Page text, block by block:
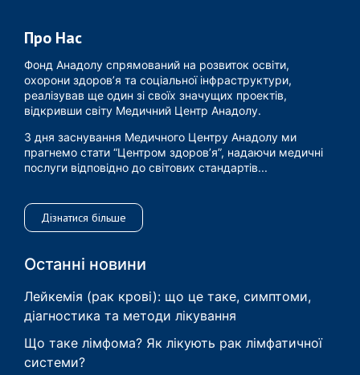
Про Нас
Фонд Анадолу спрямований на розвиток освіти,
охорони здоров’я та соціальної інфраструктури,
реалізував ще один зі своїх значущих проектів,
відкривши світу Медичний Центр Анадолу.
З дня заснування Медичного Центру Анадолу ми
прагнемо стати “Центром здоров’я”, надаючи медичні
послуги відповідно до світових стандартів...
Дізнатися більше
Останні новини
Лейкемія (рак крові): що це таке, симптоми,
діагностика та методи лікування
Що таке лімфома? Як лікують рак лімфатичної
системи?